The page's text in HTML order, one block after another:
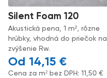
Silent Foam 120
Akustická pena, 1 m², rôzne
hrúbky, vhodná do priečok na
zvýšenie Rw.
14,15 €
Cena za m² bez DPH: 11,50 €